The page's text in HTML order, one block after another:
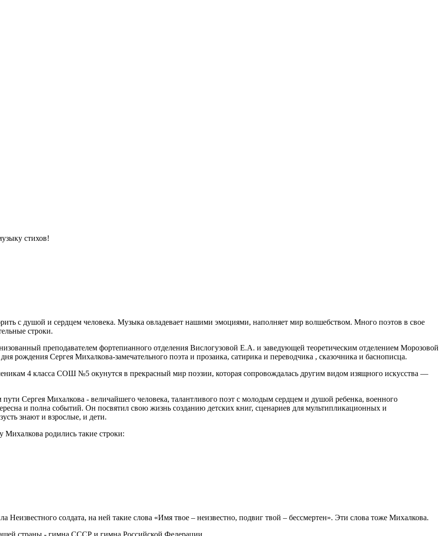
стихов!
с душой и сердцем человека. Музыка овладевает нашими эмоциями, наполняет мир волшебством. Много поэтов в свое
строки.
преподавателем фортепианного отделения Вислогузовой Е.А. и заведующей теоретическим отделением Морозовой
рождения Сергея Михалкова-замечательного поэта и прозаика, сатирика и переводчика , сказочника и баснописца.
4 класса СОШ №5 окунутся в прекрасный мир поэзии, которая сопровождалась другим видом изящного искусства —
Сергея Михалкова - величайшего человека, талантливого поэт с молодым сердцем и душой ребенка, военного
и полна событий. Он посвятил свою жизнь созданию детских книг, сценариев для мультипликационных и
знают и взрослые, и дети.
родились такие строки:
солдата, на ней такие слова «Имя твое – неизвестно, подвиг твой – бессмертен». Эти слова тоже Михалкова.
страны - гимна СССР и гимна Российской Федерации.